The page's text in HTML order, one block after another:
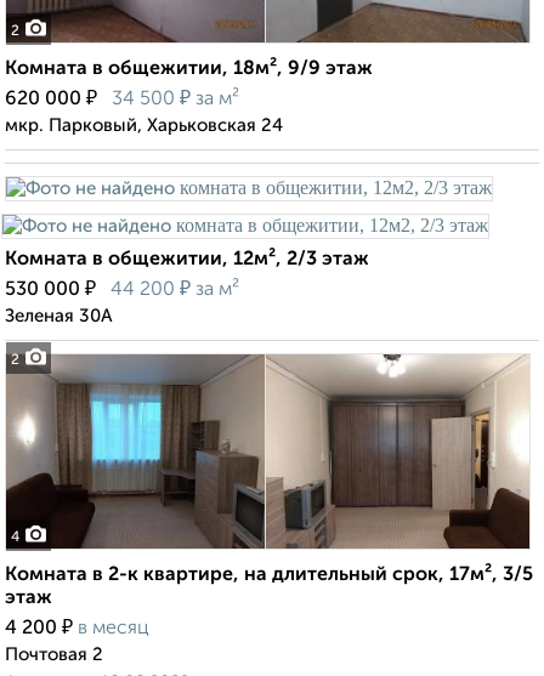
2
Комната в общежитии, 18м², 9/9 этаж
620 000 ₽ 34 500 ₽ за м²
мкр. Парковый, Харьковская 24
2
Комната в общежитии, 12м², 2/3 этаж
530 000 ₽ 44 200 ₽ за м²
Зеленая 30А
4
Комната в 2-к квартире, на длительный срок, 17м², 3/5
этаж
4 200 ₽ в месяц
Почтовая 2